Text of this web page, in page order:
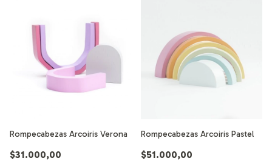
Rompecabezas Arcoiris Verona
$31.000,00
Rompecabezas Arcoiris Pastel
$51.000,00